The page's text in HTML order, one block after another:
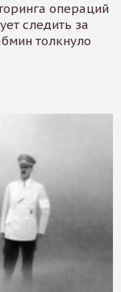
операций
следить за
толкнуло